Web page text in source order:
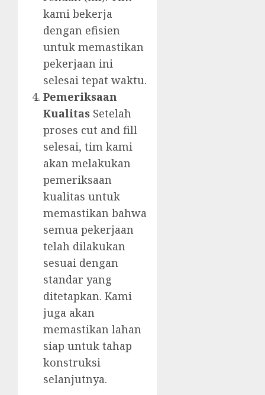
kami bekerja
dengan efisien
untuk memastikan
pekerjaan ini
selesai tepat waktu.
Pemeriksaan
Kualitas Setelah
proses cut and fill
selesai, tim kami
akan melakukan
pemeriksaan
kualitas untuk
memastikan bahwa
semua pekerjaan
telah dilakukan
sesuai dengan
standar yang
ditetapkan. Kami
juga akan
memastikan lahan
siap untuk tahap
konstruksi
selanjutnya.